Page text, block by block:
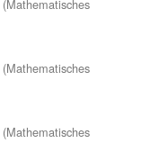
(Mathematisches
(Mathematisches
(Mathematisches